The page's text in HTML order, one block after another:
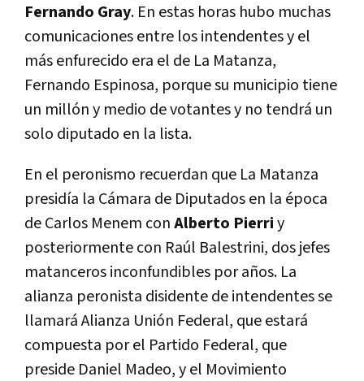
Fernando Gray. En estas horas hubo muchas
comunicaciones entre los intendentes y el
más enfurecido era el de La Matanza,
Fernando Espinosa, porque su municipio tiene
un millón y medio de votantes y no tendrá un
solo diputado en la lista.
En el peronismo recuerdan que La Matanza
presidía la Cámara de Diputados en la época
de Carlos Menem conAlberto Pierriy
posteriormente con Raúl Balestrini, dos jefes
matanceros inconfundibles por años. La
alianza peronista disidente de intendentes se
llamará Alianza Unión Federal, que estará
compuesta por el Partido Federal, que
preside Daniel Madeo, y el Movimiento